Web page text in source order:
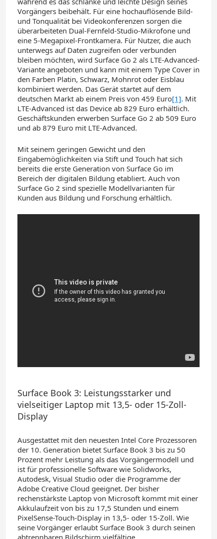
Vorgängers beibehält. Für eine hochauflösende Bild-
und Tonqualität bei Videokonferenzen sorgen die
überarbeiteten Dual-Fernfeld-Studio-Mikrofone und
eine 5-Megapixel-Frontkamera. Für Nutzer, die auch
unterwegs auf Daten zugreifen oder verbunden
bleiben möchten, wird Surface Go 2 als LTE-Advanced-
Variante angeboten und kann mit einem Type Cover in
den Farben Platin, Schwarz, Mohnrot oder Eisblau
kombiniert werden. Das Gerät startet auf dem
deutschen Markt ab einem Preis von 459 Euro[1]. Mit
LTE-Advanced ist das Device ab 829 Euro erhältlich.
Geschäftskunden erwerben Surface Go 2 ab 509 Euro
und ab 879 Euro mit LTE-Advanced.
Mit seinem geringen Gewicht und den
Eingabemöglichkeiten via Stift und Touch hat sich
bereits die erste Generation von Surface Go im
Bereich der digitalen Bildung etabliert. Auch von
Surface Go 2 sind spezielle Modellvarianten für
Kunden aus Bildung und Forschung erhältlich.
Surface Book 3: Leistungsstarker und
vielseitiger Laptop mit 13,5- oder 15-Zoll-
Display
Ausgestattet mit den neuesten Intel Core Prozessoren
der 10. Generation bietet Surface Book 3 bis zu 50
Prozent mehr Leistung als das Vorgängermodell und
ist für professionelle Software wie Solidworks,
Autodesk, Visual Studio oder die Programme der
Adobe Creative Cloud geeignet. Der bisher
rechenstärkste Laptop von Microsoft kommt mit einer
Akkulaufzeit von bis zu 17,5 Stunden und einem
PixelSense-Touch-Display in 13,5- oder 15-Zoll. Wie
seine Vorgänger erlaubt Surface Book 3 durch seinen
abtrennbaren Bildschirm vielfältige